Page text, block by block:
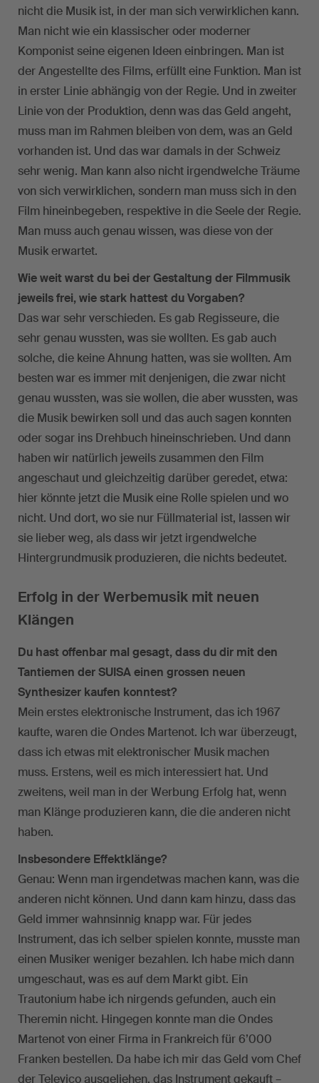
nicht die Musik ist, in der man sich verwirklichen kann.
Man nicht wie ein klassischer oder moderner
Komponist seine eigenen Ideen einbringen. Man ist
der Angestellte des Films, erfüllt eine Funktion. Man ist
in erster Linie abhängig von der Regie. Und in zweiter
Linie von der Produktion, denn was das Geld angeht,
muss man im Rahmen bleiben von dem, was an Geld
vorhanden ist. Und das war damals in der Schweiz
sehr wenig. Man kann also nicht irgendwelche Träume
von sich verwirklichen, sondern man muss sich in den
Film hineinbegeben, respektive in die Seele der Regie.
Man muss auch genau wissen, was diese von der
Musik erwartet.
Wie weit warst du bei der Gestaltung der Filmmusik
jeweils frei, wie stark hattest du Vorgaben?
Das war sehr verschieden. Es gab Regisseure, die
sehr genau wussten, was sie wollten. Es gab auch
solche, die keine Ahnung hatten, was sie wollten. Am
besten war es immer mit denjenigen, die zwar nicht
genau wussten, was sie wollen, die aber wussten, was
die Musik bewirken soll und das auch sagen konnten
oder sogar ins Drehbuch hineinschrieben. Und dann
haben wir natürlich jeweils zusammen den Film
angeschaut und gleichzeitig darüber geredet, etwa:
hier könnte jetzt die Musik eine Rolle spielen und wo
nicht. Und dort, wo sie nur Füllmaterial ist, lassen wir
sie lieber weg, als dass wir jetzt irgendwelche
Hintergrundmusik produzieren, die nichts bedeutet.
Erfolg in der Werbemusik mit neuen
Klängen
Du hast offenbar mal gesagt, dass du dir mit den
Tantiemen der SUISA einen grossen neuen
Synthesizer kaufen konntest?
Mein erstes elektronische Instrument, das ich 1967
kaufte, waren die Ondes Martenot. Ich war überzeugt,
dass ich etwas mit elektronischer Musik machen
muss. Erstens, weil es mich interessiert hat. Und
zweitens, weil man in der Werbung Erfolg hat, wenn
man Klänge produzieren kann, die die anderen nicht
haben.
Insbesondere Effektklänge?
Genau: Wenn man irgendetwas machen kann, was die
anderen nicht können. Und dann kam hinzu, dass das
Geld immer wahnsinnig knapp war. Für jedes
Instrument, das ich selber spielen konnte, musste man
einen Musiker weniger bezahlen. Ich habe mich dann
umgeschaut, was es auf dem Markt gibt. Ein
Trautonium habe ich nirgends gefunden, auch ein
Theremin nicht. Hingegen konnte man die Ondes
Martenot von einer Firma in Frankreich für 6’000
Franken bestellen. Da habe ich mir das Geld vom Chef
der Televico ausgeliehen, das Instrument gekauft –